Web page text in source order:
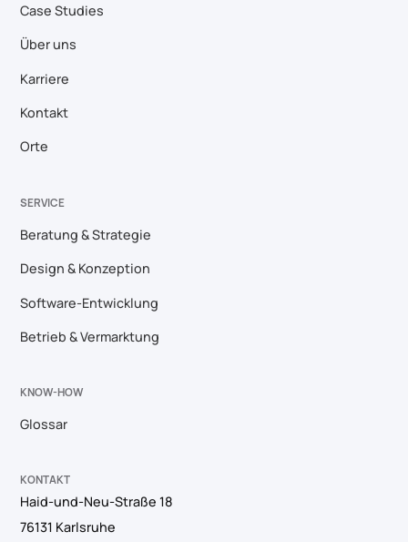
Case Studies
Über uns
Karriere
Kontakt
Orte
SERVICE
Beratung & Strategie
Design & Konzeption
Software-Entwicklung
Betrieb & Vermarktung
KNOW-HOW
Glossar
KONTAKT
Haid-und-Neu-Straße 18
76131 Karlsruhe